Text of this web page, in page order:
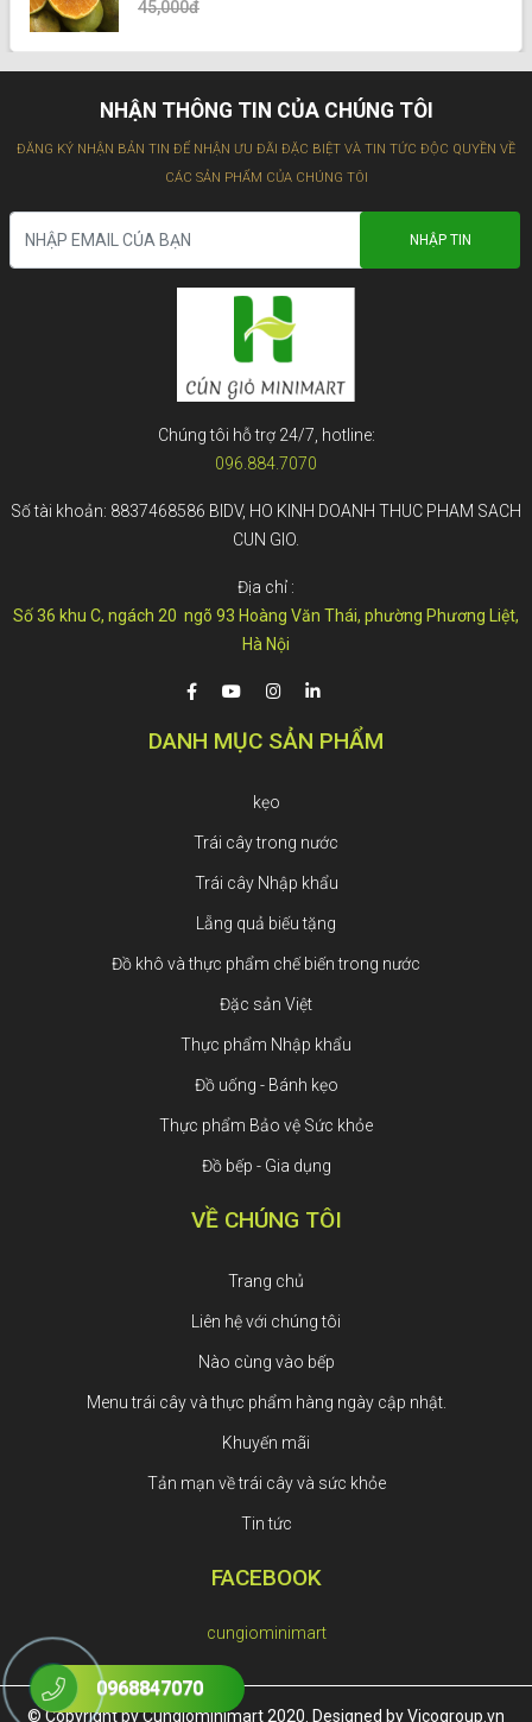
45,000đ
NHẬN THÔNG TIN CỦA CHÚNG TÔI
ĐĂNG KÝ NHẬN BẢN TIN ĐỂ NHẬN ƯU ĐÃI ĐẶC BIỆT VÀ TIN TỨC ĐỘC QUYỀN VỀ
CÁC SẢN PHẨM CỦA CHÚNG TÔI
Chúng tôi hỗ trợ 24/7, hotline:
096.884.7070
Số tài khoản: 8837468586 BIDV, HO KINH DOANH THUC PHAM SACH
CUN GIO.
Địa chỉ :
Số 36 khu C, ngách 20 ngõ 93 Hoàng Văn Thái, phường Phương Liệt,
Hà Nội
DANH MỤC SẢN PHẨM
kẹo
Trái cây trong nước
Trái cây Nhập khẩu
Lẵng quả biếu tặng
Đồ khô và thực phẩm chế biến trong nước
Đặc sản Việt
Thực phẩm Nhập khẩu
Đồ uống - Bánh kẹo
Thực phẩm Bảo vệ Sức khỏe
Đồ bếp - Gia dụng
VỀ CHÚNG TÔI
Trang chủ
Liên hệ với chúng tôi
Nào cùng vào bếp
Menu trái cây và thực phẩm hàng ngày cập nhật.
Khuyến mãi
Tản mạn về trái cây và sức khỏe
Tin tức
FACEBOOK
cungiominimart
© Copyright by Cungiominimart 2020. Designed by Vicogroup.vn
0968847070